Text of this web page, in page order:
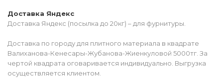
Доставка Яндекс
Доставка Яндекс (посылка до 20кг) – для фурнитуры.
Доставка по городу для плитного материала в квадрате
Валиханова-Кенесары-Жубанова-Жиенкуловой 5000тг. За
чертой квадрата оговаривается индивидуально. Выгрузка
осуществляется клиентом.